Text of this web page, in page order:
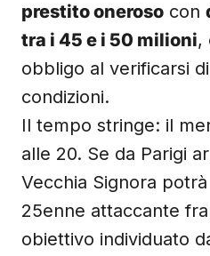
prestito oneroso con
tra i 45 e i 50 milioni,
obbligo al verificarsi
condizioni.
Il tempo stringe: il
alle 20. Se da Parigi
Vecchia Signora
25enne attaccante
obiettivo individuato